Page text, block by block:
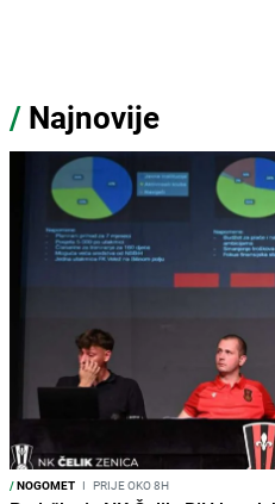
/ Najnovije
/NOGOMET I PRIJE OKO 8H